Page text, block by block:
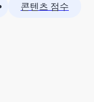
콘텐츠 점수